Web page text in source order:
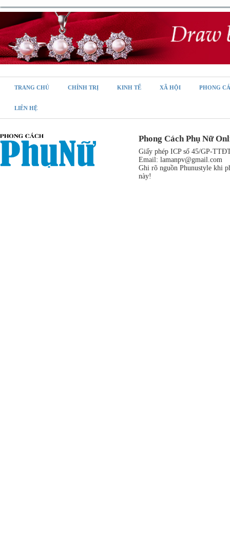
TRANG CHỦ CHÍNH TRỊ KINH TẾ XÃ HỘI PHONG
LIÊN HỆ
Phong Cách Phụ Nữ
Giấy phép ICP số 45/GP-
Email: lamanpv@gmail.com
Ghi rõ nguồn Phunustyle khi
này!